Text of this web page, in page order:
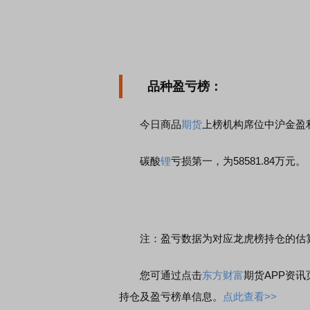
品种盈亏榜：
今日商品期货 上榜机构席位中沪金
碳酸锂亏损第一，为58581.84万元。
注：盈亏数据为对应龙虎榜持仓的估
您可通过点击东方财富期货APP资讯
持仓及盈亏榜单信息。
点此查看>>